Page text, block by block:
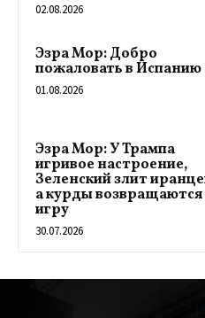
02.08.2026
Эзра Мор: Добро
пожаловать в Испанию
01.08.2026
Эзра Мор: У Трампа
игривое настроение,
Зеленский злит
а курды возвращаются
игру
30.07.2026